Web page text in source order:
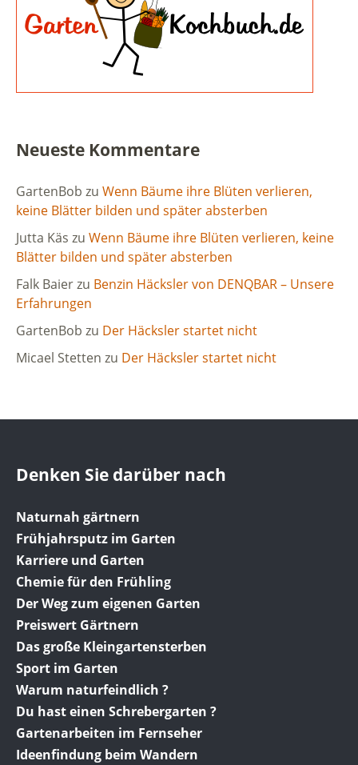
Neueste Kommentare
GartenBob zu Wenn Bäume ihre Blüten verlieren,
keine Blätter bilden und später absterben
Jutta Käs zu Wenn Bäume ihre Blüten verlieren, keine
Blätter bilden und später absterben
Falk Baierzu Benzin Häcksler von DENQBAR – Unsere
Erfahrungen
GartenBob zu Der Häcksler startet nicht
Micael Stetten zu Der Häcksler startet nicht
Denken Sie darüber nach
Naturnah gärtnern
Frühjahrsputz im Garten
Karriere und Garten
Chemie für den Frühling
Der Weg zum eigenen Garten
Preiswert Gärtnern
Das große Kleingartensterben
Sport im Garten
Warum naturfeindlich ?
Du hast einen Schrebergarten ?
Gartenarbeiten im Fernseher
Ideenfindung beim Wandern